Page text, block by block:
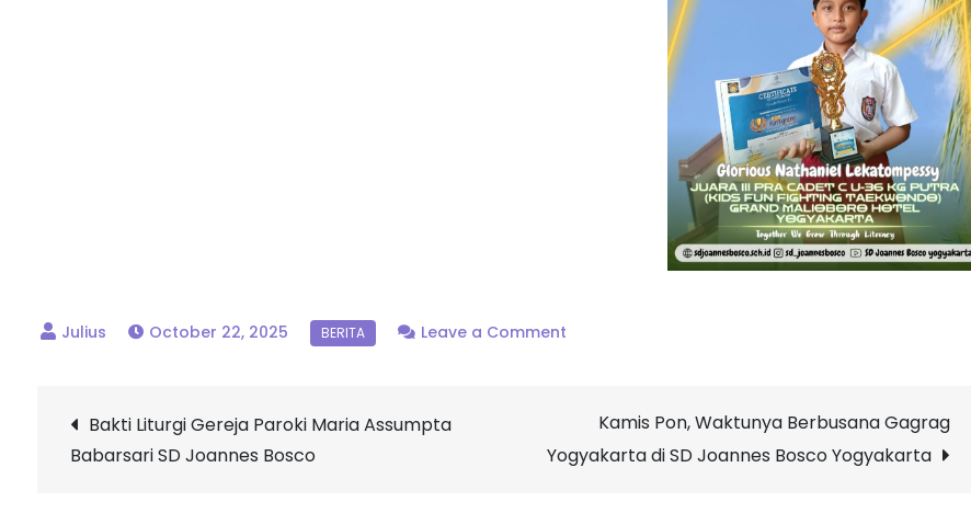
October 22, 2025 Leave a Commenton
Siswa
SD
Post
Bakti Liturgi Gereja Paroki Maria Assumpta
Babarsari SD Joannes Bosco
Kamis Pon, Waktunya Berbusana Gagrag
Yogyakarta di SD Joannes Bosco Yogyakarta